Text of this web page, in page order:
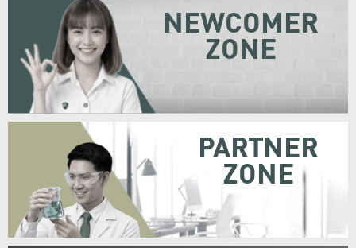
NEWCOMER
ZONE
PARTNER
ZONE